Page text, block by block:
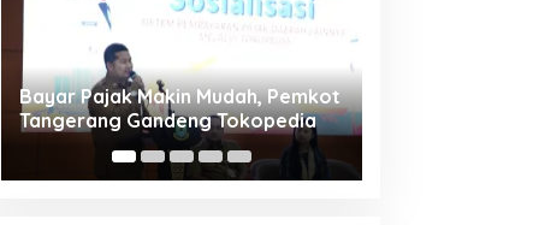
Resmi Bergulir, 651 Kafilah
Ramaikan MTQ XXV Kota
Tangerang di Ciledug